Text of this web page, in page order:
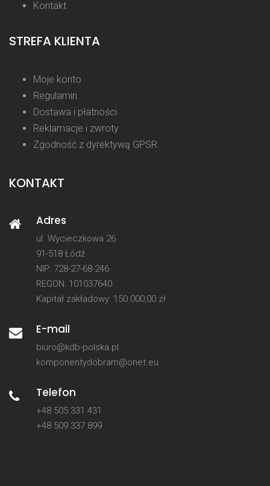
Kontakt
STREFA KLIENTA
Moje konto
Regulamin
Dostawa i płatności
Reklamacje i zwroty
Zgodność z dyrektywą GPSR
KONTAKT
Adres
ul. Wycieczkowa 26
91-518 Łódź
NIP: 728-27-68-246
REGON: 101037640
Kapitał zakładowy: 150 000,00 zł
E-mail
biuro@kdb-polska.pl
komponentydobram@onet.eu
Telefon
+48 505 331 431
+48 509 337 899